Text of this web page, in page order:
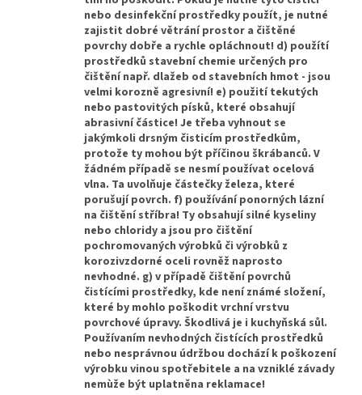
nebo desinfekční prostředky použít, je nutné
zajistit dobré větrání prostor a čištěné
povrchy dobře a rychle opláchnout! d) použítí
prostředků stavební chemie určených pro
čištění např. dlažeb od stavebních hmot - jsou
velmi korozně agresivní! e) použití tekutých
nebo pastovitých písků, které obsahují
abrasivní částice! Je třeba vyhnout se
jakýmkoli drsným čisticím prostředkům,
protože ty mohou být příčinou škrábanců. V
žádném případě se nesmí používat ocelová
vlna. Ta uvolňuje částečky železa, které
porušují povrch. f) používání ponorných lázní
na čištění stříbra! Ty obsahují silné kyseliny
nebo chloridy a jsou pro čištění
pochromovaných výrobků či výrobků z
korozivzdorné oceli rovněž naprosto
nevhodné. g) v případě čištění povrchů
čistícími prostředky, kde není známé složení,
které by mohlo poškodit vrchní vrstvu
povrchové úpravy. Škodlivá je i kuchyňská sůl.
Používaním nevhodných čistících prostředků
nebo nesprávnou údržbou dochází k poškození
výrobku vinou spotřebitele a na vzniklé závady
nemùže být uplatněna reklamace!